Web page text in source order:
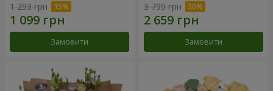
1 293 грн
Замовити
3 799 грн
Замовити